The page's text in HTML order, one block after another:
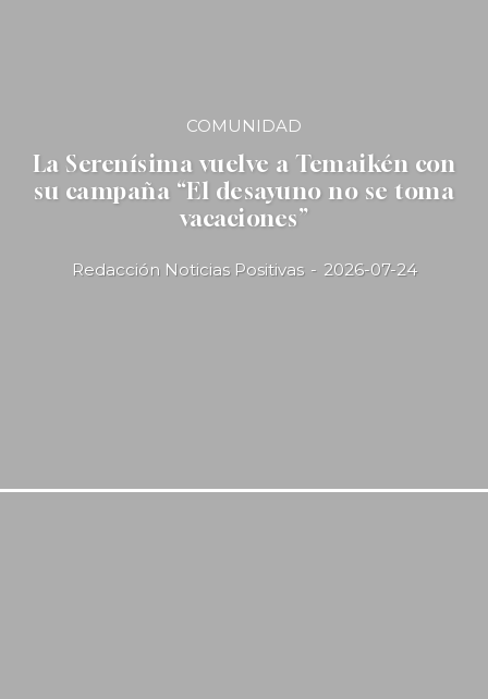
COMUNIDAD
La Serenísima vuelve a Temaikén con
su campaña “El desayuno no se toma
vacaciones”
Redacción Noticias Positivas - 2026-07-24